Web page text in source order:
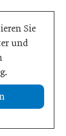
Sie
und